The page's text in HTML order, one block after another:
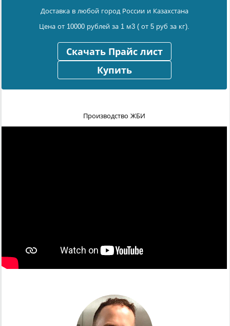
Доставка в любой город России и Казахстана
Цена от 10000 рублей за 1 м3 ( от 5 руб за кг).
Скачать Прайс лист
Купить
Производство ЖБИ